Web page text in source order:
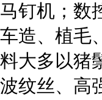
马钉机；数
车造、植毛
料大多以猪
波纹丝、高